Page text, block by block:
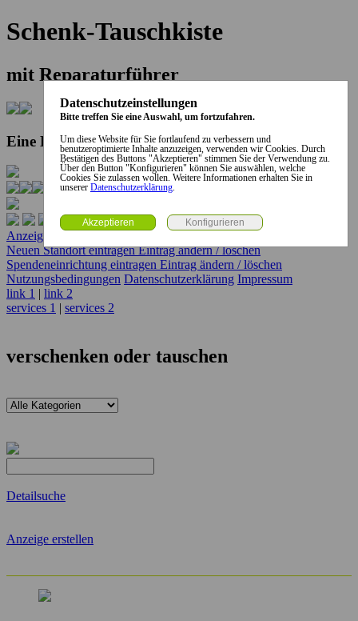
Schenk-Tauschkiste
mit Reparaturführer
Eine Kooperation der Stadt und des Landkreises...
Anzeige erstellen
Neuen Standort eintragenEintrag ändern / löschen
Spendeneinrichtung eintragen Eintrag ändern / löschen
Nutzungsbedingungen Datenschutzerklärung Impressum
link 1 | link 2
services 1 | services 2
verschenken oder tauschen
Detailsuche
Anzeige erstellen
Datenschutzeinstellungen
Bitte treffen Sie eine Auswahl, um fortzufahren.
Um diese Website für Sie fortlaufend zu verbessern und
benutzeroptimierte Inhalte anzuzeigen, verwenden wir Cookies. Durch
Bestätigen des Buttons "Akzeptieren" stimmen Sie der Verwendung zu.
Über den Button "Konfigurieren" können Sie auswählen, welche
Cookies Sie zulassen wollen. Weitere Informationen erhalten Sie in
unserer Datenschutzerklärung.